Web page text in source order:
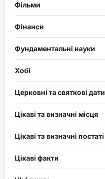
Фільми
Фінанси
Фундаментальні науки
Хобі
Церковні та святкові дати
Цікаві та визначні місця
Цікаві та визначні постаті
Цікаві факти